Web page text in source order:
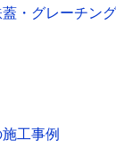
・グレーチン
工事例